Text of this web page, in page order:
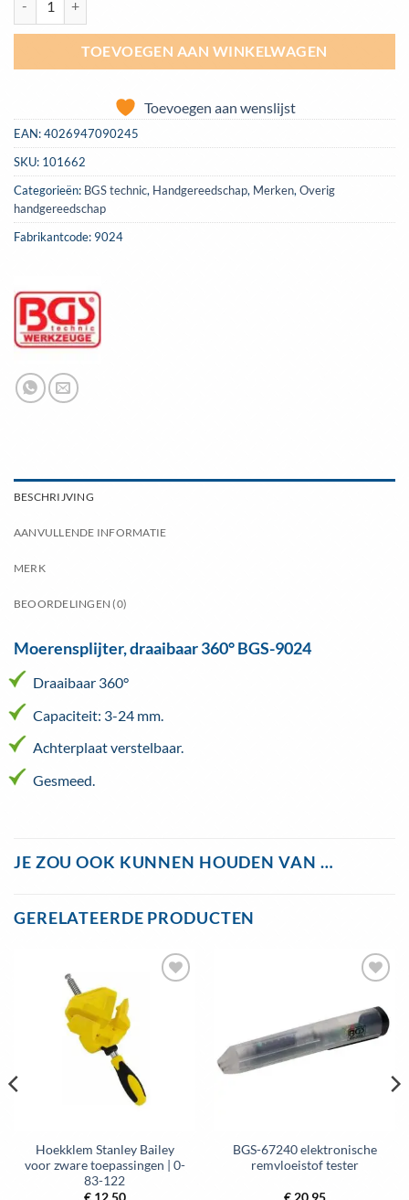
TOEVOEGEN AAN WINKELWAGEN
Toevoegen aan wenslijst
EAN:4026947090245
SKU: 101662
Categorieën: BGS technic, Handgereedschap, Merken, Overig
handgereedschap
Fabrikantcode: 9024
BESCHRIJVING
AANVULLENDE INFORMATIE
MERK
BEOORDELINGEN (0)
Moerensplijter, draaibaar 360° BGS-9024
Draaibaar 360°
Capaciteit: 3-24 mm.
Achterplaat verstelbaar.
Gesmeed.
JE ZOU OOK KUNNEN HOUDEN VAN …
GERELATEERDE PRODUCTEN
Hoekklem Stanley Bailey
voor zware toepassingen | 0-
83-122
aan
wenslijst
BGS-67240 elektronische
remvloeistof tester